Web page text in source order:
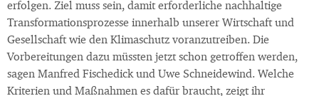
erfolgen. Ziel muss sein, damit erforderliche nachhaltige
Transformationsprozesse innerhalb unserer Wirtschaft und
Gesellschaft wie den Klimaschutz voranzutreiben. Die
Vorbereitungen dazu müssten jetzt schon getroffen werden,
sagen Manfred Fischedick und Uwe Schneidewind. Welche
Kriterien und Maßnahmen es dafür braucht, zeigt ihr